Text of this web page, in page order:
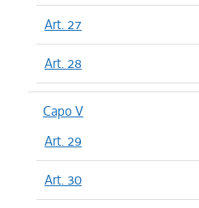
Art. 27
Art. 28
Capo V
Art. 29
Art. 30